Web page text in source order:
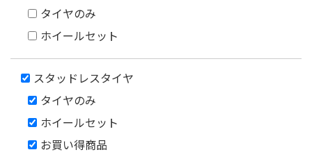
タイヤのみ
ホイールセット
スタッドレスタイヤ
タイヤのみ
ホイールセット
お買い得商品